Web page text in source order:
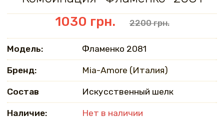
1030 грн.
2200 грн.
Модель: Фламенко 2081
Бренд: Mia-Amore (Италия)
Состав Искусственный шелк
Наличие: Нет в наличии